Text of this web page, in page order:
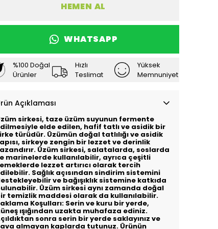
HEMEN AL
WHATSAPP
%100 Doğal
Ürünler
Hızlı
Teslimat
Yüksek
Memnuniyet
Açıklaması
sirkesi, taze üzüm suyunun fermente
elde edilen, hafif tatlı ve asidik bir
türüdür. Üzümün doğal tatlılığı ve asidik
sirkeye zengin bir lezzet ve derinlik
Üzüm sirkesi, salatalarda, soslarda
marinelerde kullanılabilir, ayrıca çeşitli
lezzet artırıcı olarak tercih
Sağlık açısından sindirim sistemini
ve bağışıklık sistemine katkıda
Üzüm sirkesi aynı zamanda doğal
temizlik maddesi olarak da kullanılabilir.
Koşulları: Serin ve kuru bir yerde,
ışığından uzakta muhafaza ediniz.
sonra serin bir yerde saklayınız ve
almayan kaplarda tutunuz. Ürünün